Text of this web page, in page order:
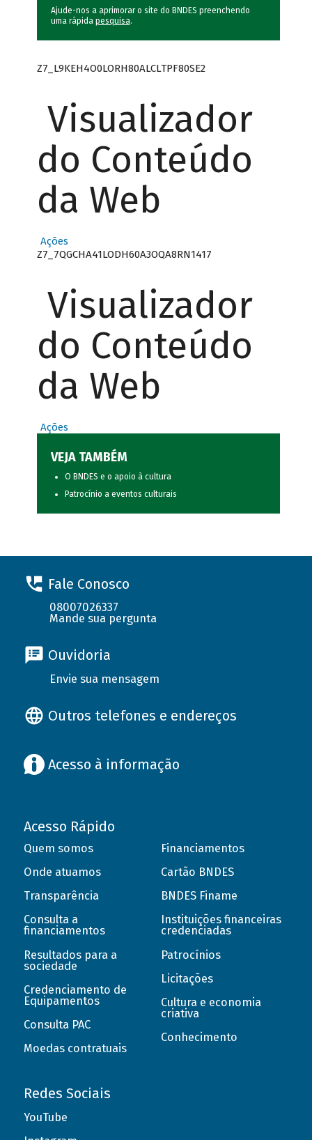
Ajude-nos a aprimorar o site do BNDES preenchendo
uma rápida pesquisa.
Z7_L9KEH4O0LORH80ALCLTPF80SE2
Visualizador
do Conteúdo
da Web
Ações
Z7_7QGCHA41LODH60A3OQA8RN1417
Visualizador
do Conteúdo
da Web
Ações
VEJA TAMBÉM
O BNDES e o apoio à cultura
Patrocínio a eventos culturais
Fale Conosco
08007026337
Mande sua pergunta
Ouvidoria
Envie sua mensagem
Outros telefones e endereços
Acesso à informação
Acesso Rápido
Quem somos
Onde atuamos
Transparência
Consulta a
financiamentos
Resultados para a
sociedade
Credenciamento de
Equipamentos
Consulta PAC
Moedas contratuais
Financiamentos
Cartão BNDES
BNDES Finame
Instituições financeiras
credenciadas
Patrocínios
Licitações
Cultura e economia
criativa
Conhecimento
Redes Sociais
YouTube